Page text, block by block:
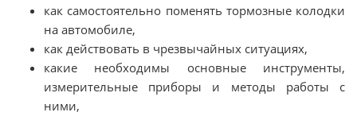
как самостоятельно поменять тормозные колодки
на автомобиле,
как действовать в чрезвычайных ситуациях,
какие необходимы основные инструменты,
измерительные приборы и методы работы с
ними,